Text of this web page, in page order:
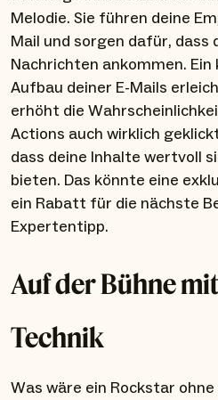
Melodie. Sie führen deine
Mail und sorgen dafür, dass
Nachrichten ankommen.
Aufbau deiner E-Mails
erhöht die
Actions auch wirklich
dass deine Inhalte wertvoll
bieten. Das könnte eine
ein Rabatt für die nächste
Expertentipp.
Auf der Bühne
Technik
Was wäre ein Rockstar